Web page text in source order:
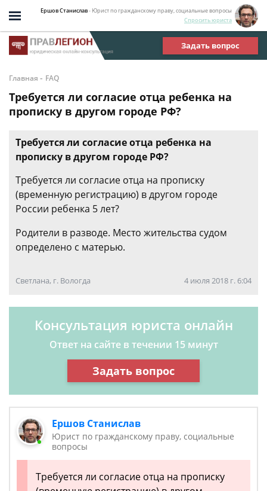
Ершов Станислав- Юрист по гражданскому праву, социальные вопросы
Спросить юриста
Задать вопрос
Главная - FAQ
Требуется ли согласие отца ребенка на
прописку в другом городе РФ?
Требуется ли согласие отца ребенка на
прописку в другом городе РФ?
Требуется ли согласие отца на прописку
(временную регистрацию) в другом городе
России ребенка 5 лет?
Родители в разводе. Место жительства судом
определено с матерью.
Светлана, г. Вологда 4 июля 2018 г. 6:04
Консультация юриста онлайн
Ответ на сайте в течении 15 минут
Задать вопрос
Ершов Станислав
Юрист по гражданскому праву, социальные
вопросы
Требуется ли согласие отца на прописку